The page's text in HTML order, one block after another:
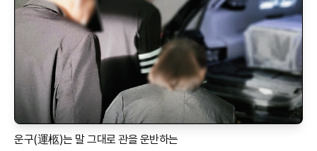
운구(運柩)는 말 그대로 관을 운반하는